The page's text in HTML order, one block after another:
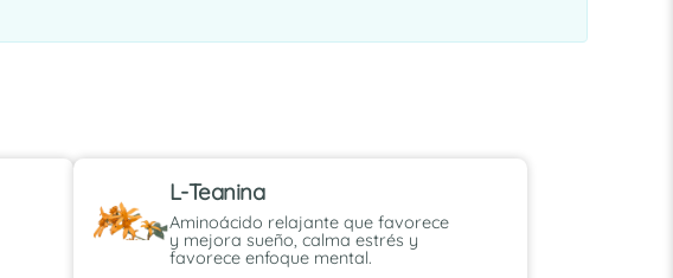
L-Teanina
Aminoácido relajante que favorece
y mejora sueño, calma estrés y
favorece enfoque mental.